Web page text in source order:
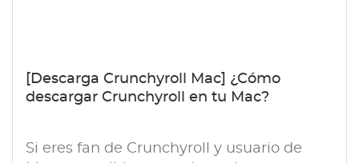
[Descarga Crunchyroll Mac] ¿Cómo
descargar Crunchyroll en tu Mac?
Si eres fan de Crunchyroll y usuario de